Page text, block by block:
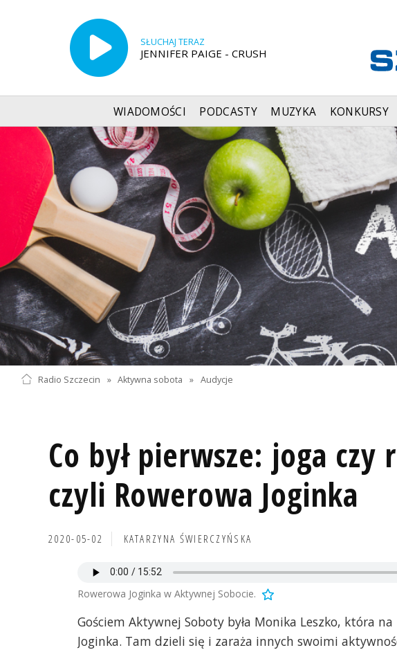
SŁUCHAJ TERAZ
JENNIFER PAIGE - CRUSH
WIADOMOŚCI PODCASTY MUZYKA KONKURSY
Radio Szczecin » Aktywna sobota » Audycje
Co był pierwsze: joga czy
czyli Rowerowa Joginka
2020-05-02 KATARZYNA ŚWIERCZYŃSKA
Rowerowa Joginka w Aktywnej Sobocie.
Gościem Aktywnej Soboty była Monika Leszko, która
Joginka. Tam dzieli się i zaraża innych swoimi